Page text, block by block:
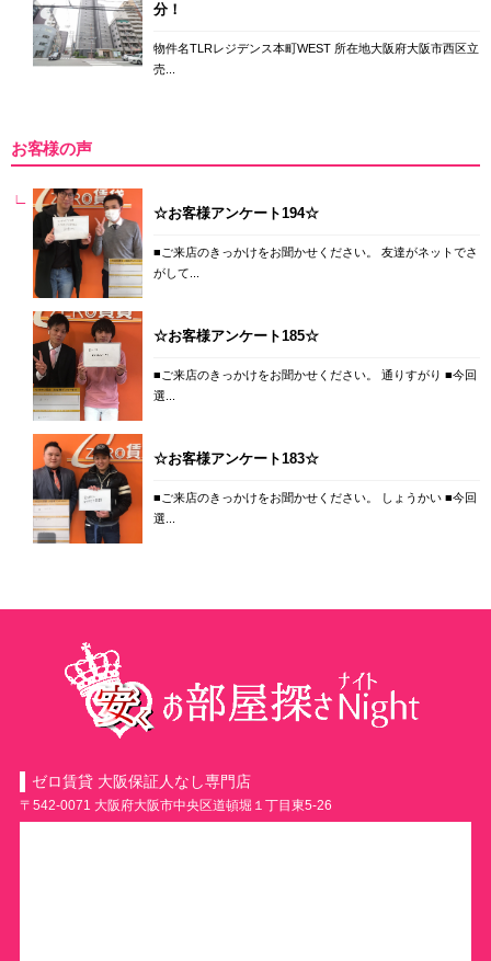
分！
物件名TLRレジデンス本町WEST 所在地大阪府大阪市西区立
売...
お客様の声
☆お客様アンケート194☆
■ご来店のきっかけをお聞かせください。 友達がネットでさ
がして...
☆お客様アンケート185☆
■ご来店のきっかけをお聞かせください。 通りすがり ■今回
選...
☆お客様アンケート183☆
■ご来店のきっかけをお聞かせください。 しょうかい ■今回
選...
ゼロ賃貸 大阪保証人なし専門店
〒542-0071 大阪府大阪市中央区道頓堀１丁目東5-26